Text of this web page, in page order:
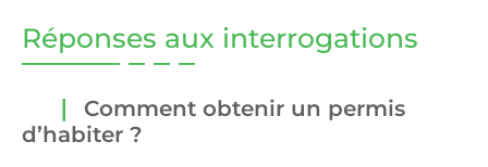
Réponses aux interrogations
Comment obtenir un permis
d’habiter ?